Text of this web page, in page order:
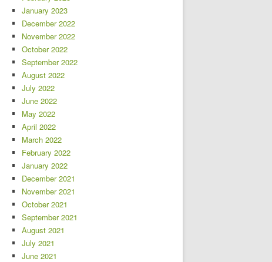
January 2023
December 2022
November 2022
October 2022
September 2022
August 2022
July 2022
June 2022
May 2022
April 2022
March 2022
February 2022
January 2022
December 2021
November 2021
October 2021
September 2021
August 2021
July 2021
June 2021